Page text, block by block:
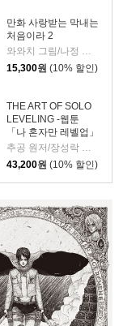
만화 사랑받는 막내는
처음이라 2
와와치 그림/나정 글/미래나비 원저
15,300원 (10% 할인)
THE ART OF SOLO
LEVELING -웹툰
「나 혼자만 레벨업」
공식 아트북-
43,200원 (10% 할인)